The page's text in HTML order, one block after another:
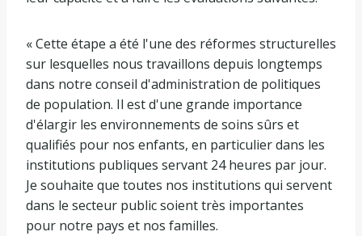
« Cette étape a été l'une des réformes structurelles
sur lesquelles nous travaillons depuis longtemps
dans notre conseil d'administration de politiques
de population. Il est d'une grande importance
d'élargir les environnements de soins sûrs et
qualifiés pour nos enfants, en particulier dans les
institutions publiques servant 24 heures par jour.
Je souhaite que toutes nos institutions qui servent
dans le secteur public soient très importantes
pour notre pays et nos familles.